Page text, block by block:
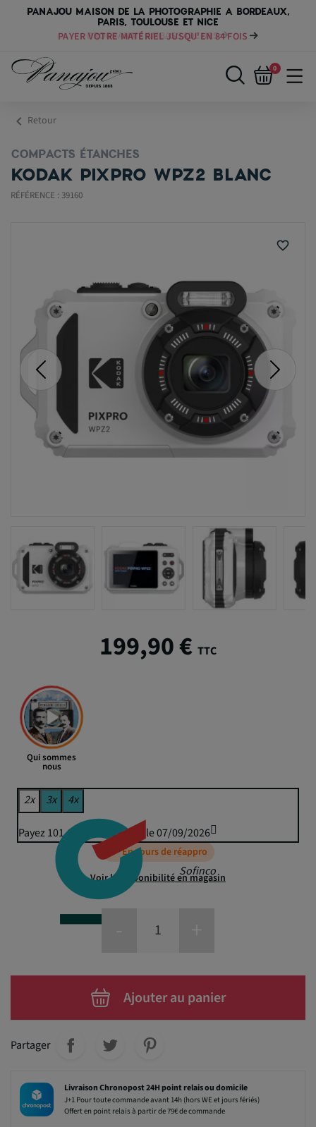
PANAJOU MAISON DE LA PHOTOGRAPHIE A BORDEAUX,
PARIS, TOULOUSE ET NICE
PAYER VOTRE MATÉRIEL JUSQU'EN 84 FOIS
0
chevron_left Retour
COMPACTS ÉTANCHES
KODAK PIXPRO WPZ2 BLANC
RÉFÉRENCE : 39160
favorite_border
199,90 € TTC
Qui sommes
nous
Sofinco
2x 3x 4x
Payez 101,66 € puis 99,95 € le 07/09/2026
En cours de réappro
Voir la disponibilité en magasin
Ajouter au panier
Partager
Livraison Chronopost 24H point relais ou domicile
J+1 Pour toute commande avant 14h (hors WE et jours fériés)
Offert en point relais à partir de 79€ de commande